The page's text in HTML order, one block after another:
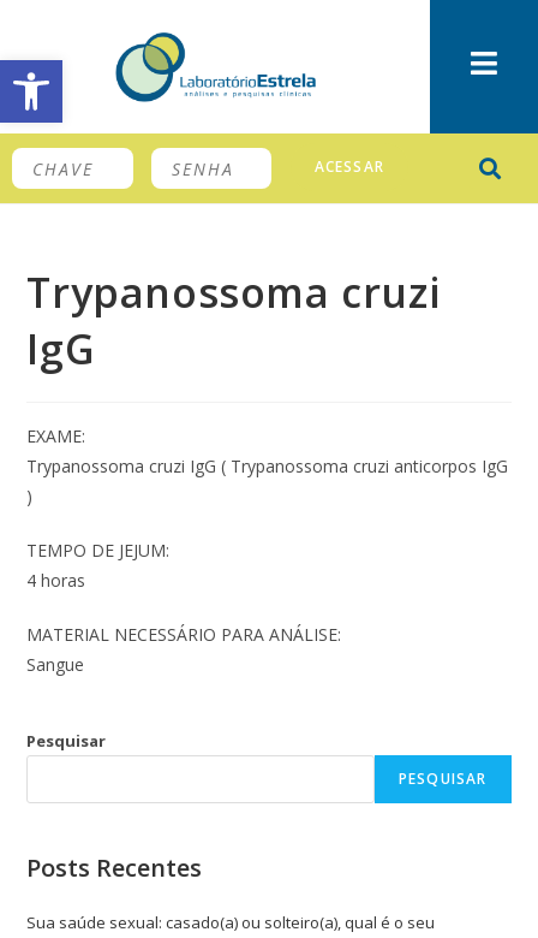
Barra de Ferramentas Aberta
ACESSAR
Trypanossoma cruzi
IgG
EXAME:
Trypanossoma cruzi IgG ( Trypanossoma cruzi anticorpos IgG
)
TEMPO DE JEJUM:
4 horas
MATERIAL NECESSÁRIO PARA ANÁLISE:
Sangue
Pesquisar
PESQUISAR
Posts Recentes
Sua saúde sexual: casado(a) ou solteiro(a), qual é o seu